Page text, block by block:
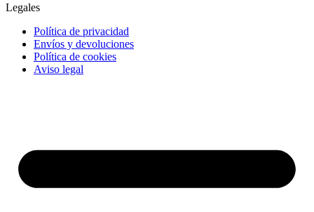
Legales
Política de privacidad
Envíos y devoluciones
Política de cookies
Aviso legal